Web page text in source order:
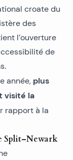
croate du
des
l’ouverture
de
année, plus
visité la
rapport à la
Split–Newark